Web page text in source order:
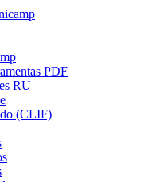
PDF
RU
(CLIF)